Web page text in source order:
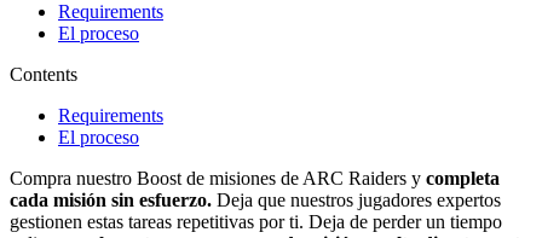
Requirements
El proceso
Contents
Requirements
El proceso
Compra nuestro Boost de misiones de ARC Raiders y completa
cada misión sin esfuerzo. Deja que nuestros jugadores expertos
gestionen estas tareas repetitivas por ti. Deja de perder un tiempo